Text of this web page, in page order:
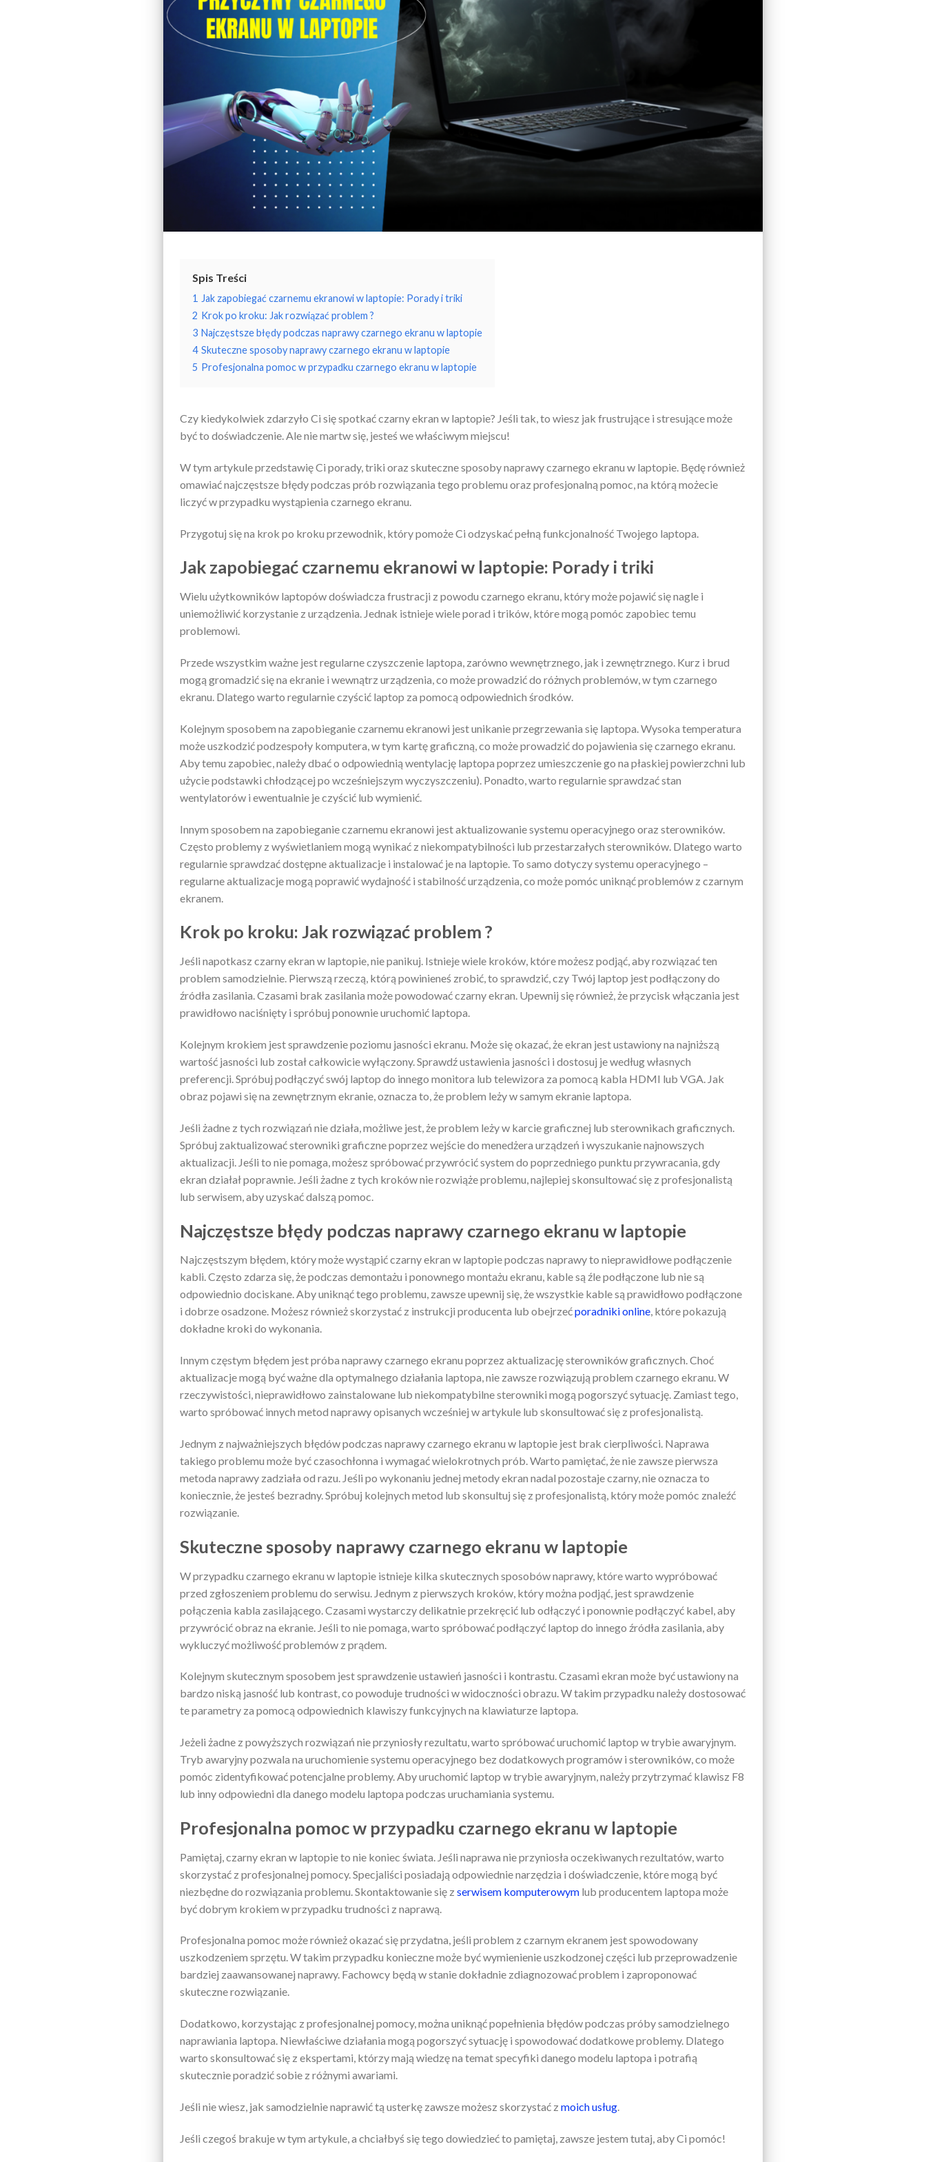
Spis Treści
1 Jak zapobiegać czarnemu ekranowi w laptopie: Porady i triki
2 Krok po kroku: Jak rozwiązać problem ?
3 Najczęstsze błędy podczas naprawy czarnego ekranu w laptopie
4 Skuteczne sposoby naprawy czarnego ekranu w laptopie
5 Profesjonalna pomoc w przypadku czarnego ekranu w laptopie
Czy kiedykolwiek zdarzyło Ci się spotkać czarny ekran w laptopie? Jeśli tak, to wiesz jak frustrujące i stresujące może
być to doświadczenie. Ale nie martw się, jesteś we właściwym miejscu!
W tym artykule przedstawię Ci porady, triki oraz skuteczne sposoby naprawy czarnego ekranu w laptopie. Będę również
omawiać najczęstsze błędy podczas prób rozwiązania tego problemu oraz profesjonalną pomoc, na którą możecie
liczyć w przypadku wystąpienia czarnego ekranu.
Przygotuj się na krok po kroku przewodnik, który pomoże Ci odzyskać pełną funkcjonalność Twojego laptopa.
Jak zapobiegać czarnemu ekranowi w laptopie: Porady i triki
Wielu użytkowników laptopów doświadcza frustracji z powodu czarnego ekranu, który może pojawić się nagle i
uniemożliwić korzystanie z urządzenia. Jednak istnieje wiele porad i trików, które mogą pomóc zapobiec temu
problemowi.
Przede wszystkim ważne jest regularne czyszczenie laptopa, zarówno wewnętrznego, jak i zewnętrznego. Kurz i brud
mogą gromadzić się na ekranie i wewnątrz urządzenia, co może prowadzić do różnych problemów, w tym czarnego
ekranu. Dlatego warto regularnie czyścić laptop za pomocą odpowiednich środków.
Kolejnym sposobem na zapobieganie czarnemu ekranowi jest unikanie przegrzewania się laptopa. Wysoka temperatura
może uszkodzić podzespoły komputera, w tym kartę graficzną, co może prowadzić do pojawienia się czarnego ekranu.
Aby temu zapobiec, należy dbać o odpowiednią wentylację laptopa poprzez umieszczenie go na płaskiej powierzchni lub
użycie podstawki chłodzącej po wcześniejszym wyczyszczeniu). Ponadto, warto regularnie sprawdzać stan
wentylatorów i ewentualnie je czyścić lub wymienić.
Innym sposobem na zapobieganie czarnemu ekranowi jest aktualizowanie systemu operacyjnego oraz sterowników.
Często problemy z wyświetlaniem mogą wynikać z niekompatybilności lub przestarzałych sterowników. Dlatego warto
regularnie sprawdzać dostępne aktualizacje i instalować je na laptopie. To samo dotyczy systemu operacyjnego –
regularne aktualizacje mogą poprawić wydajność i stabilność urządzenia, co może pomóc uniknąć problemów z czarnym
ekranem.
Krok po kroku: Jak rozwiązać problem ?
Jeśli napotkasz czarny ekran w laptopie, nie panikuj. Istnieje wiele kroków, które możesz podjąć, aby rozwiązać ten
problem samodzielnie. Pierwszą rzeczą, którą powinieneś zrobić, to sprawdzić, czy Twój laptop jest podłączony do
źródła zasilania. Czasami brak zasilania może powodować czarny ekran. Upewnij się również, że przycisk włączania jest
prawidłowo naciśnięty i spróbuj ponownie uruchomić laptopa.
Kolejnym krokiem jest sprawdzenie poziomu jasności ekranu. Może się okazać, że ekran jest ustawiony na najniższą
wartość jasności lub został całkowicie wyłączony. Sprawdź ustawienia jasności i dostosuj je według własnych
preferencji. Spróbuj podłączyć swój laptop do innego monitora lub telewizora za pomocą kabla HDMI lub VGA. Jak
obraz pojawi się na zewnętrznym ekranie, oznacza to, że problem leży w samym ekranie laptopa.
Jeśli żadne z tych rozwiązań nie działa, możliwe jest, że problem leży w karcie graficznej lub sterownikach graficznych.
Spróbuj zaktualizować sterowniki graficzne poprzez wejście do menedżera urządzeń i wyszukanie najnowszych
aktualizacji. Jeśli to nie pomaga, możesz spróbować przywrócić system do poprzedniego punktu przywracania, gdy
ekran działał poprawnie. Jeśli żadne z tych kroków nie rozwiąże problemu, najlepiej skonsultować się z profesjonalistą
lub serwisem, aby uzyskać dalszą pomoc.
Najczęstsze błędy podczas naprawy czarnego ekranu w laptopie
Najczęstszym błędem, który może wystąpić czarny ekran w laptopie podczas naprawy to nieprawidłowe podłączenie
kabli. Często zdarza się, że podczas demontażu i ponownego montażu ekranu, kable są źle podłączone lub nie są
odpowiednio dociskane. Aby uniknąć tego problemu, zawsze upewnij się, że wszystkie kable są prawidłowo podłączone
i dobrze osadzone. Możesz również skorzystać z instrukcji producenta lub obejrzećporadniki online, które pokazują
dokładne kroki do wykonania.
Innym częstym błędem jest próba naprawy czarnego ekranu poprzez aktualizację sterowników graficznych. Choć
aktualizacje mogą być ważne dla optymalnego działania laptopa, nie zawsze rozwiązują problem czarnego ekranu. W
rzeczywistości, nieprawidłowo zainstalowane lub niekompatybilne sterowniki mogą pogorszyć sytuację. Zamiast tego,
warto spróbować innych metod naprawy opisanych wcześniej w artykule lub skonsultować się z profesjonalistą.
Jednym z najważniejszych błędów podczas naprawy czarnego ekranu w laptopie jest brak cierpliwości. Naprawa
takiego problemu może być czasochłonna i wymagać wielokrotnych prób. Warto pamiętać, że nie zawsze pierwsza
metoda naprawy zadziała od razu. Jeśli po wykonaniu jednej metody ekran nadal pozostaje czarny, nie oznacza to
koniecznie, że jesteś bezradny. Spróbuj kolejnych metod lub skonsultuj się z profesjonalistą, który może pomóc znaleźć
rozwiązanie.
Skuteczne sposoby naprawy czarnego ekranu w laptopie
W przypadku czarnego ekranu w laptopie istnieje kilka skutecznych sposobów naprawy, które warto wypróbować
przed zgłoszeniem problemu do serwisu. Jednym z pierwszych kroków, który można podjąć, jest sprawdzenie
połączenia kabla zasilającego. Czasami wystarczy delikatnie przekręcić lub odłączyć i ponownie podłączyć kabel, aby
przywrócić obraz na ekranie. Jeśli to nie pomaga, warto spróbować podłączyć laptop do innego źródła zasilania, aby
wykluczyć możliwość problemów z prądem.
Kolejnym skutecznym sposobem jest sprawdzenie ustawień jasności i kontrastu. Czasami ekran może być ustawiony na
bardzo niską jasność lub kontrast, co powoduje trudności w widoczności obrazu. W takim przypadku należy dostosować
te parametry za pomocą odpowiednich klawiszy funkcyjnych na klawiaturze laptopa.
Jeżeli żadne z powyższych rozwiązań nie przyniosły rezultatu, warto spróbować uruchomić laptop w trybie awaryjnym.
Tryb awaryjny pozwala na uruchomienie systemu operacyjnego bez dodatkowych programów i sterowników, co może
pomóc zidentyfikować potencjalne problemy. Aby uruchomić laptop w trybie awaryjnym, należy przytrzymać klawisz F8
lub inny odpowiedni dla danego modelu laptopa podczas uruchamiania systemu.
Profesjonalna pomoc w przypadku czarnego ekranu w laptopie
Pamiętaj, czarny ekran w laptopie to nie koniec świata. Jeśli naprawa nie przyniosła oczekiwanych rezultatów, warto
skorzystać z profesjonalnej pomocy. Specjaliści posiadają odpowiednie narzędzia i doświadczenie, które mogą być
niezbędne do rozwiązania problemu. Skontaktowanie się z serwisem komputerowym lub producentem laptopa może
być dobrym krokiem w przypadku trudności z naprawą.
Profesjonalna pomoc może również okazać się przydatna, jeśli problem z czarnym ekranem jest spowodowany
uszkodzeniem sprzętu. W takim przypadku konieczne może być wymienienie uszkodzonej części lub przeprowadzenie
bardziej zaawansowanej naprawy. Fachowcy będą w stanie dokładnie zdiagnozować problem i zaproponować
skuteczne rozwiązanie.
Dodatkowo, korzystając z profesjonalnej pomocy, można uniknąć popełnienia błędów podczas próby samodzielnego
naprawiania laptopa. Niewłaściwe działania mogą pogorszyć sytuację i spowodować dodatkowe problemy. Dlatego
warto skonsultować się z ekspertami, którzy mają wiedzę na temat specyfiki danego modelu laptopa i potrafią
skutecznie poradzić sobie z różnymi awariami.
Jeśli nie wiesz, jak samodzielnie naprawić tą usterkę zawsze możesz skorzystać z moich usług.
Jeśli czegoś brakuje w tym artykule, a chciałbyś się tego dowiedzieć to pamiętaj, zawsze jestem tutaj, aby Ci pomóc!